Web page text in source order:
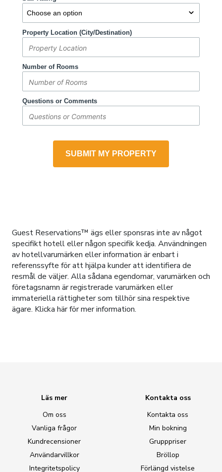
Guest Reservations™ ägs eller sponsras inte av något
specifikt hotell eller någon specifik kedja. Användningen
av hotellvarumärken eller information är enbart i
referenssyfte för att hjälpa kunder att identifiera de
resmål de väljer. Alla sådana egendomar, varumärken och
företagsnamn är registrerade varumärken eller
immateriella rättigheter som tillhör sina respektive
ägare. Klicka härför mer information.
Läs mer
Om oss
Vanliga frågor
Kundrecensioner
Användarvillkor
Integritetspolicy
Kontakta oss
Kontakta oss
Min bokning
Grupppriser
Bröllop
Förlängd vistelse